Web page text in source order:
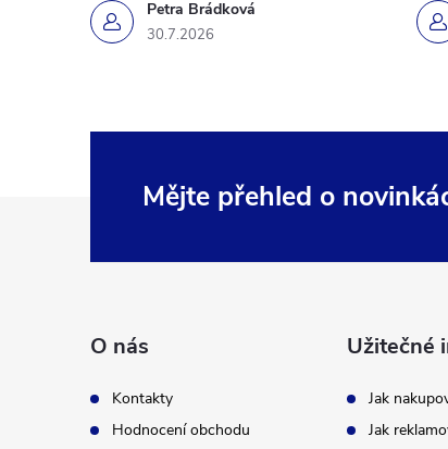
Petra Brádková
30.7.2026
Mějte přehled o
O nás
Kontakty
Hodnocení obchodu
Užitečné
Jak
Jak